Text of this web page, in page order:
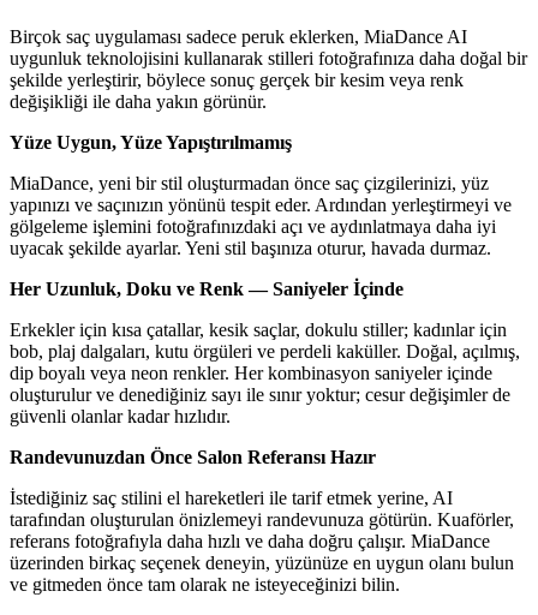
Birçok saç uygulaması sadece peruk eklerken, MiaDance AI
uygunluk teknolojisini kullanarak stilleri fotoğrafınıza daha doğal bir
şekilde yerleştirir, böylece sonuç gerçek bir kesim veya renk
değişikliği ile daha yakın görünür.
Yüze Uygun, Yüze Yapıştırılmamış
MiaDance, yeni bir stil oluşturmadan önce saç çizgilerinizi, yüz
yapınızı ve saçınızın yönünü tespit eder. Ardından yerleştirmeyi ve
gölgeleme işlemini fotoğrafınızdaki açı ve aydınlatmaya daha iyi
uyacak şekilde ayarlar. Yeni stil başınıza oturur, havada durmaz.
Her Uzunluk, Doku ve Renk — Saniyeler İçinde
Erkekler için kısa çatallar, kesik saçlar, dokulu stiller; kadınlar için
bob, plaj dalgaları, kutu örgüleri ve perdeli kaküller. Doğal, açılmış,
dip boyalı veya neon renkler. Her kombinasyon saniyeler içinde
oluşturulur ve denediğiniz sayı ile sınır yoktur; cesur değişimler de
güvenli olanlar kadar hızlıdır.
Randevunuzdan Önce Salon Referansı Hazır
İstediğiniz saç stilini el hareketleri ile tarif etmek yerine, AI
tarafından oluşturulan önizlemeyi randevunuza götürün. Kuaförler,
referans fotoğrafıyla daha hızlı ve daha doğru çalışır. MiaDance
üzerinden birkaç seçenek deneyin, yüzünüze en uygun olanı bulun
ve gitmeden önce tam olarak ne isteyeceğinizi bilin.